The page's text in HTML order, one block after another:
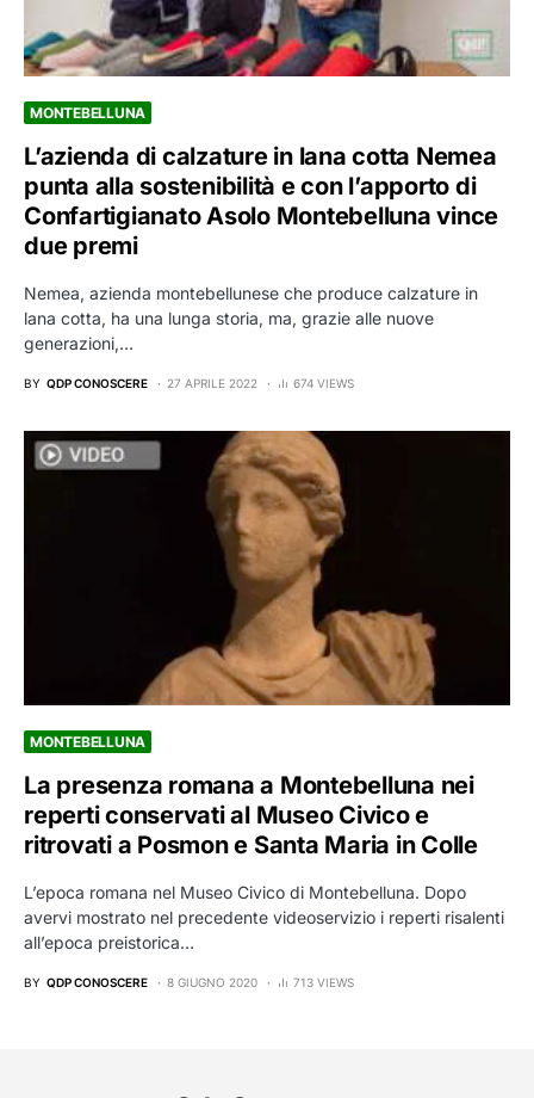
MONTEBELLUNA
L’azienda di calzature in lana cotta Nemea
punta alla sostenibilità e con l’apporto di
Confartigianato Asolo Montebelluna vince
due premi
Nemea, azienda montebellunese che produce calzature in
lana cotta, ha una lunga storia, ma, grazie alle nuove
generazioni,…
BY QDP CONOSCERE 27 APRILE 2022 674 VIEWS
MONTEBELLUNA
La presenza romana a Montebelluna nei
reperti conservati al Museo Civico e
ritrovati a Posmon e Santa Maria in Colle
L’epoca romana nel Museo Civico di Montebelluna. Dopo
avervi mostrato nel precedente videoservizio i reperti risalenti
all’epoca preistorica…
BY QDP CONOSCERE 8 GIUGNO 2020 713 VIEWS